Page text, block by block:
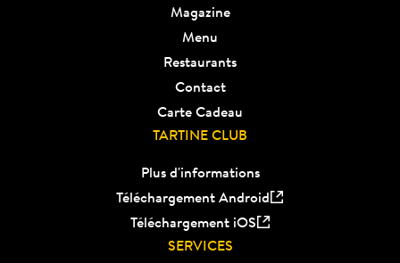
Magazine
Menu
Restaurants
Contact
Carte Cadeau
TARTINE CLUB
Plus d'informations
Téléchargement Android
Téléchargement iOS
SERVICES